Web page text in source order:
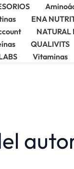
ENA
NATURAL
QUALIVITS
Vitaminas